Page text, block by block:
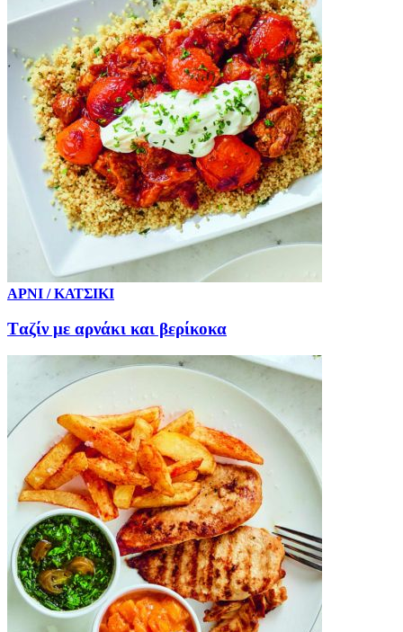
ΑΡΝΙ / ΚΑΤΣΙΚΙ
Tαζίν με αρνάκι και βερίκοκα